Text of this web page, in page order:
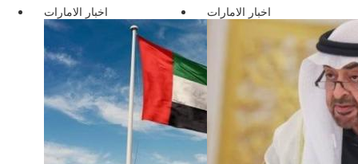
اخبار الامارات اخبار الامارات